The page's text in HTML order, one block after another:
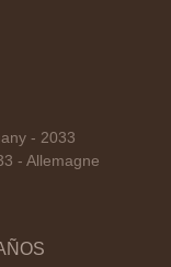
- 2033
- Allemagne